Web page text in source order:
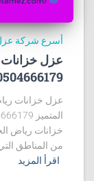
أسرع شركة عزل
عزل خزانات
خزانات رياض
من المناطق
اقرأ المزيد